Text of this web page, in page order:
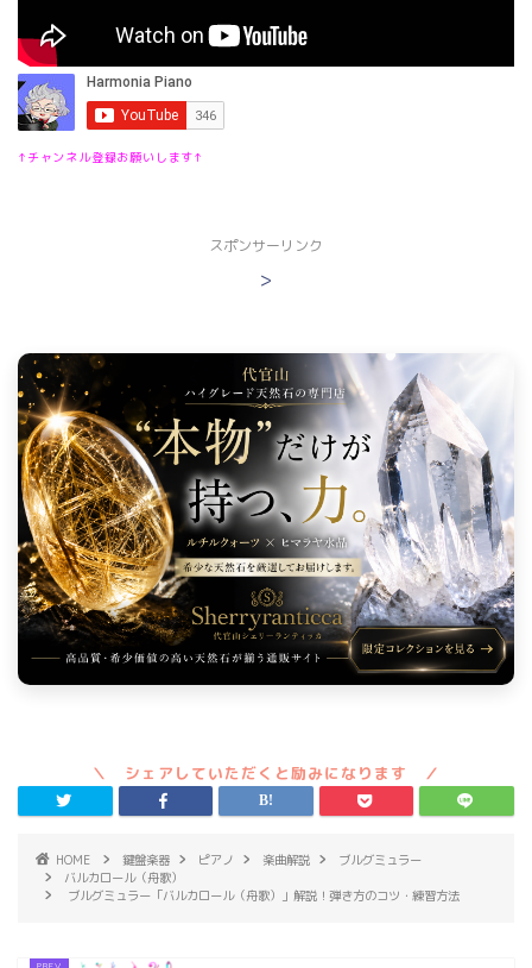
↑チャンネル登録お願いします↑
スポンサーリンク
>
HOME 鍵盤楽器 ピアノ 楽曲解説
ブルグミュラー
バルカロール（舟歌）
ブルグミュラー「バルカロール（舟歌）」解説！弾き方のコツ・練習方法